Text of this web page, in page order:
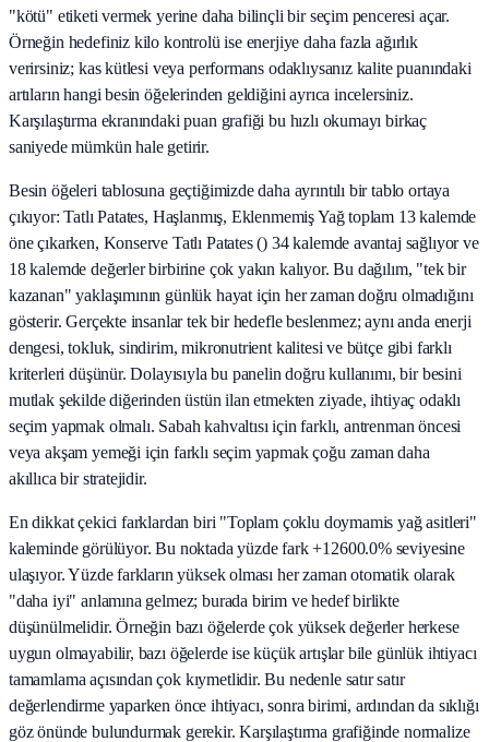
"kötü" etiketi vermek yerine daha bilinçli bir seçim penceresi açar.
Örneğin hedefiniz kilo kontrolü ise enerjiye daha fazla ağırlık
verirsiniz; kas kütlesi veya performans odaklıysanız kalite puanındaki
artıların hangi besin öğelerinden geldiğini ayrıca incelersiniz.
Karşılaştırma ekranındaki puan grafiği bu hızlı okumayı birkaç
saniyede mümkün hale getirir.
Besin öğeleri tablosuna geçtiğimizde daha ayrıntılı bir tablo ortaya
çıkıyor: Tatlı Patates, Haşlanmış, Eklenmemiş Yağ toplam 13 kalemde
öne çıkarken, Konserve Tatlı Patates () 34 kalemde avantaj sağlıyor ve
18 kalemde değerler birbirine çok yakın kalıyor. Bu dağılım, "tek bir
kazanan" yaklaşımının günlük hayat için her zaman doğru olmadığını
gösterir. Gerçekte insanlar tek bir hedefle beslenmez; aynı anda enerji
dengesi, tokluk, sindirim, mikronutrient kalitesi ve bütçe gibi farklı
kriterleri düşünür. Dolayısıyla bu panelin doğru kullanımı, bir besini
mutlak şekilde diğerinden üstün ilan etmekten ziyade, ihtiyaç odaklı
seçim yapmak olmalı. Sabah kahvaltısı için farklı, antrenman öncesi
veya akşam yemeği için farklı seçim yapmak çoğu zaman daha
akıllıca bir stratejidir.
En dikkat çekici farklardan biri "Toplam çoklu doymamis yağ asitleri"
kaleminde görülüyor. Bu noktada yüzde fark +12600.0% seviyesine
ulaşıyor. Yüzde farkların yüksek olması her zaman otomatik olarak
"daha iyi" anlamına gelmez; burada birim ve hedef birlikte
düşünülmelidir. Örneğin bazı öğelerde çok yüksek değerler herkese
uygun olmayabilir, bazı öğelerde ise küçük artışlar bile günlük ihtiyacı
tamamlama açısından çok kıymetlidir. Bu nedenle satır satır
değerlendirme yaparken önce ihtiyacı, sonra birimi, ardından da sıklığı
göz önünde bulundurmak gerekir. Karşılaştırma grafiğinde normalize